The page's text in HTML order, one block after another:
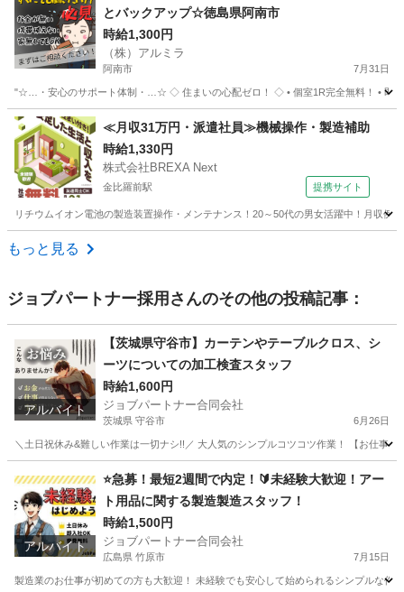
とバックアップ☆徳島県阿南市
時給1,300円
（株）アルミラ
阿南市 7月31日
"☆…・安心のサポート体制・…☆ ◇ 住まいの心配ゼロ！ ◇ • 個室1R完全無料！ • 即
徳島 阿南市 工場 完全無料
≪月収31万円・派遣社員≫機械操作・製造補助
時給1,330円
株式会社BREXA Next
金比羅前駅 提携サイト
リチウムイオン電池の製造装置操作・メンテナンス！20～50代の男女活躍中！月収
徳島 金比羅前駅
もっと見る
ジョブパートナー採用 さんのその他の投稿記事：
アルバイト
【茨城県守谷市】カーテンやテーブルクロス、シ
ーツについての加工検査スタッフ
時給1,600円
ジョブパートナー合同会社
茨城県 守谷市 6月26日
＼土日祝休み&難しい作業は一切ナシ!!／ 大人気のシンプルコツコツ作業！ 【お仕事
工場 スタッフ
アルバイト
⭐急募！最短2週間で内定！🔰未経験大歓迎！アー
ト用品に関する製造製造スタッフ！
時給1,500円
ジョブパートナー合同会社
広島県 竹原市 7月15日
製造業のお仕事が初めての方も大歓迎！ 未経験でも安心して始められるシンプルな